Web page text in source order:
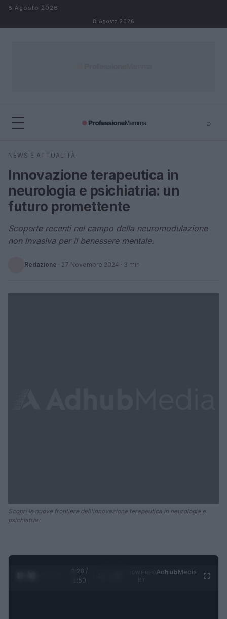
Salta al contenuto
8 Agosto 2026
8 Agosto 2026
⌕
Cerca
NEWS E ATTUALITÀ
Innovazione terapeutica in
neurologia e psichiatria: un
futuro promettente
Scoperte recenti nel campo della neuromodulazione
non invasiva per il benessere mentale.
Redazione · 27 Novembre 2024 · 3 min
Scopri le nuove frontiere dell'innovazione terapeutica in neurologia e
psichiatria.
0:28 /
1:50
AdhubMedia